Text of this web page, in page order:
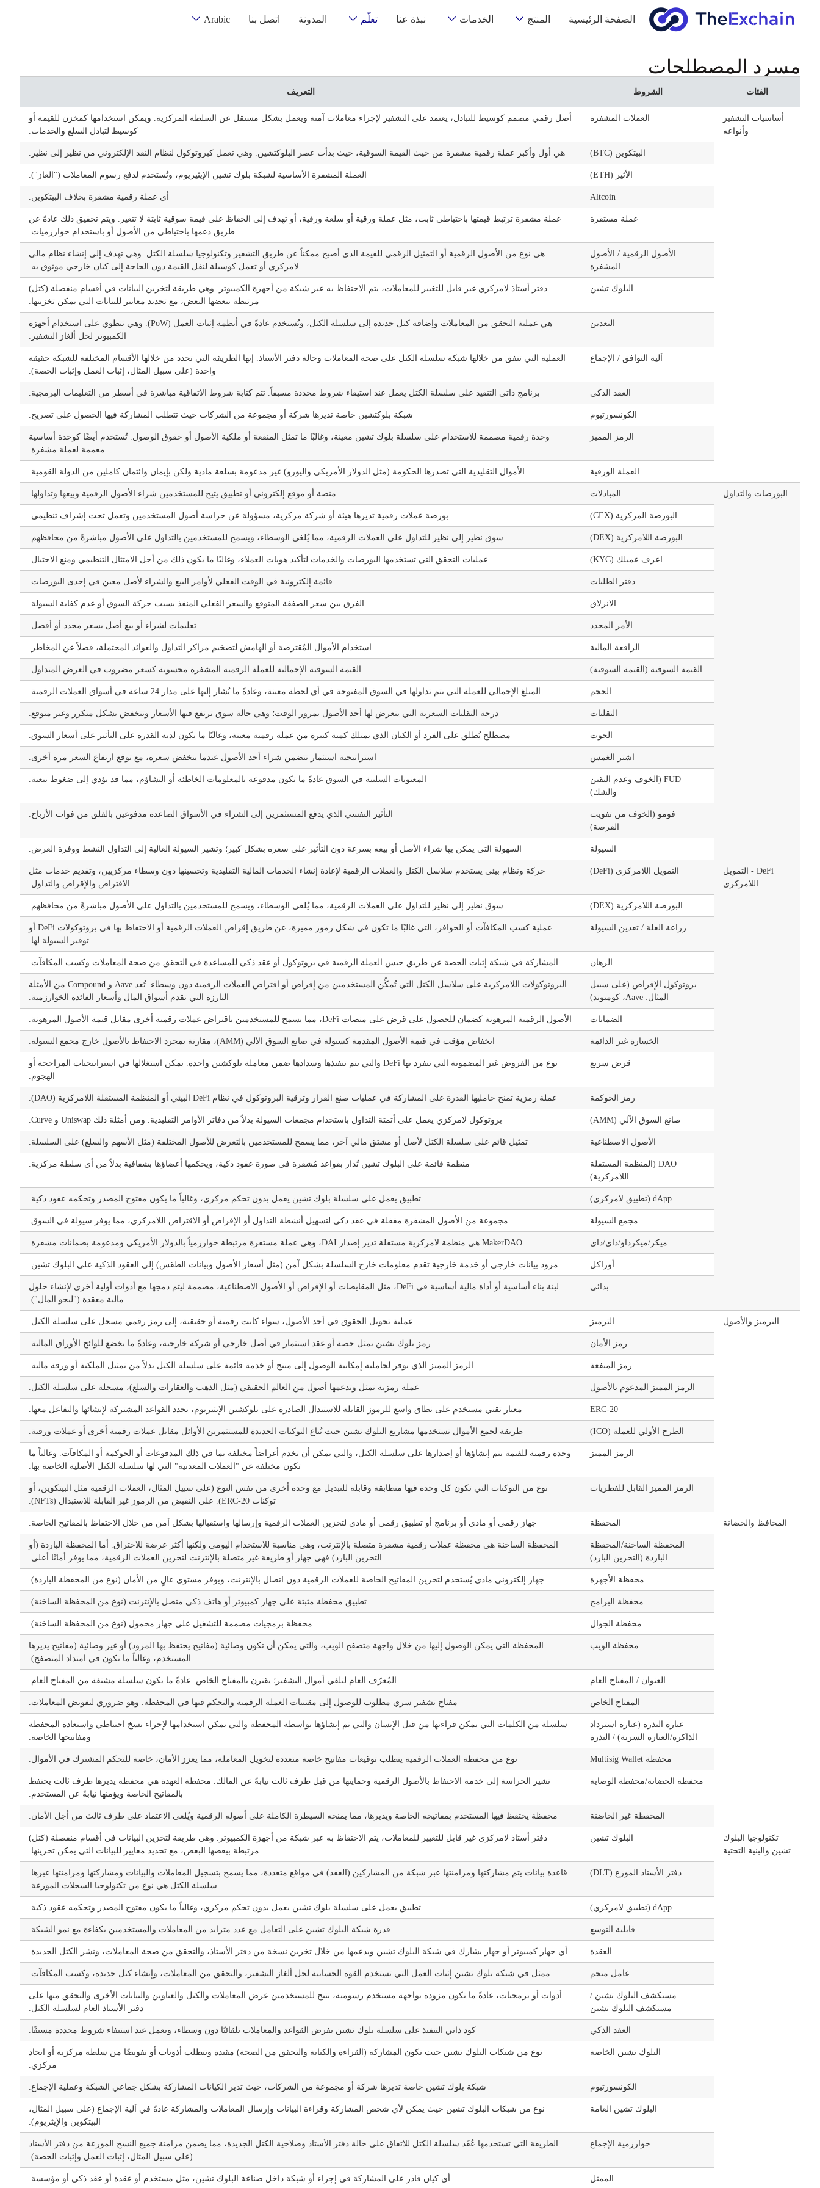
الصفحة الرئيسية المنتج الخدمات نبذة عنا تعلّم المدونة اتصل بنا Arabic
مسرد المصطلحات
الفئات الشروط التعريف
أساسيات التشفير
وأنواعه
العملات المشفرة
أصل رقمي مصمم كوسيط للتبادل، يعتمد على التشفير لإجراء معاملات آمنة ويعمل بشكل مستقل عن السلطة المركزية. ويمكن استخدامها كمخزن للقيمة أو
كوسيط لتبادل السلع والخدمات.
البيتكوين (BTC) هي أول وأكبر عملة رقمية مشفرة من حيث القيمة السوقية، حيث بدأت عصر البلوكتشين. وهي تعمل كبروتوكول لنظام النقد الإلكتروني من نظير إلى نظير.
الأثير (ETH) العملة المشفرة الأساسية لشبكة بلوك تشين الإيثيريوم، وتُستخدم لدفع رسوم المعاملات ("الغاز").
Altcoin أي عملة رقمية مشفرة بخلاف البيتكوين.
عملة مستقرة
عملة مشفرة ترتبط قيمتها باحتياطي ثابت، مثل عملة ورقية أو سلعة ورقية، أو تهدف إلى الحفاظ على قيمة سوقية ثابتة لا تتغير. ويتم تحقيق ذلك عادةً عن
طريق دعمها باحتياطي من الأصول أو باستخدام خوارزميات.
الأصول الرقمية / الأصول
المشفرة
هي نوع من الأصول الرقمية أو التمثيل الرقمي للقيمة الذي أصبح ممكناً عن طريق التشفير وتكنولوجيا سلسلة الكتل. وهي تهدف إلى إنشاء نظام مالي
لامركزي أو تعمل كوسيلة لنقل القيمة دون الحاجة إلى كيان خارجي موثوق به.
البلوك تشين
دفتر أستاذ لامركزي غير قابل للتغيير للمعاملات، يتم الاحتفاظ به عبر شبكة من أجهزة الكمبيوتر. وهي طريقة لتخزين البيانات في أقسام منفصلة (كتل)
مرتبطة ببعضها البعض، مع تحديد معايير للبيانات التي يمكن تخزينها.
التعدين
هي عملية التحقق من المعاملات وإضافة كتل جديدة إلى سلسلة الكتل، وتُستخدم عادةً في أنظمة إثبات العمل (PoW). وهي تنطوي على استخدام أجهزة
الكمبيوتر لحل ألغاز التشفير.
آلية التوافق / الإجماع
العملية التي تتفق من خلالها شبكة سلسلة الكتل على صحة المعاملات وحالة دفتر الأستاذ. إنها الطريقة التي تحدد من خلالها الأقسام المختلفة للشبكة حقيقة
واحدة (على سبيل المثال، إثبات العمل وإثبات الحصة).
العقد الذكي برنامج ذاتي التنفيذ على سلسلة الكتل يعمل عند استيفاء شروط محددة مسبقاً. تتم كتابة شروط الاتفاقية مباشرة في أسطر من التعليمات البرمجية.
الكونسورتيوم شبكة بلوكتشين خاصة تديرها شركة أو مجموعة من الشركات حيث تتطلب المشاركة فيها الحصول على تصريح.
الرمز المميز
وحدة رقمية مصممة للاستخدام على سلسلة بلوك تشين معينة، وغالبًا ما تمثل المنفعة أو ملكية الأصول أو حقوق الوصول. تُستخدم أيضًا كوحدة أساسية
معممة لعملة مشفرة.
العملة الورقية الأموال التقليدية التي تصدرها الحكومة (مثل الدولار الأمريكي واليورو) غير مدعومة بسلعة مادية ولكن بإيمان وائتمان كاملين من الدولة القومية.
البورصات والتداول المبادلات منصة أو موقع إلكتروني أو تطبيق يتيح للمستخدمين شراء الأصول الرقمية وبيعها وتداولها.
البورصة المركزية (CEX) بورصة عملات رقمية تديرها هيئة أو شركة مركزية، مسؤولة عن حراسة أصول المستخدمين وتعمل تحت إشراف تنظيمي.
البورصة اللامركزية (DEX) سوق نظير إلى نظير للتداول على العملات الرقمية، مما يُلغي الوسطاء، ويسمح للمستخدمين بالتداول على الأصول مباشرةً من محافظهم.
اعرف عميلك (KYC) عمليات التحقق التي تستخدمها البورصات والخدمات لتأكيد هويات العملاء، وغالبًا ما يكون ذلك من أجل الامتثال التنظيمي ومنع الاحتيال.
دفتر الطلبات قائمة إلكترونية في الوقت الفعلي لأوامر البيع والشراء لأصل معين في إحدى البورصات.
الانزلاق الفرق بين سعر الصفقة المتوقع والسعر الفعلي المنفذ بسبب حركة السوق أو عدم كفاية السيولة.
الأمر المحدد تعليمات لشراء أو بيع أصل بسعر محدد أو أفضل.
الرافعة المالية استخدام الأموال المُقترضة أو الهامش لتضخيم مراكز التداول والعوائد المحتملة، فضلاً عن المخاطر.
القيمة السوقية (القيمة السوقية) القيمة السوقية الإجمالية للعملة الرقمية المشفرة محسوبة كسعر مضروب في العرض المتداول.
الحجم المبلغ الإجمالي للعملة التي يتم تداولها في السوق المفتوحة في أي لحظة معينة، وعادةً ما يُشار إليها على مدار 24 ساعة في أسواق العملات الرقمية.
التقلبات درجة التقلبات السعرية التي يتعرض لها أحد الأصول بمرور الوقت؛ وهي حالة سوق ترتفع فيها الأسعار وتنخفض بشكل متكرر وغير متوقع.
الحوت مصطلح يُطلق على الفرد أو الكيان الذي يمتلك كمية كبيرة من عملة رقمية معينة، وغالبًا ما يكون لديه القدرة على التأثير على أسعار السوق.
اشتر الغمس استراتيجية استثمار تتضمن شراء أحد الأصول عندما ينخفض سعره، مع توقع ارتفاع السعر مرة أخرى.
FUD (الخوف وعدم اليقين
والشك)
المعنويات السلبية في السوق عادةً ما تكون مدفوعة بالمعلومات الخاطئة أو التشاؤم، مما قد يؤدي إلى ضغوط بيعية.
فومو (الخوف من تفويت
الفرصة)
التأثير النفسي الذي يدفع المستثمرين إلى الشراء في الأسواق الصاعدة مدفوعين بالقلق من فوات الأرباح.
السيولة السهولة التي يمكن بها شراء الأصل أو بيعه بسرعة دون التأثير على سعره بشكل كبير؛ وتشير السيولة العالية إلى التداول النشط ووفرة العرض.
DeFi - التمويل
اللامركزي
التمويل اللامركزي (DeFi)
حركة ونظام بيئي يستخدم سلاسل الكتل والعملات الرقمية لإعادة إنشاء الخدمات المالية التقليدية وتحسينها دون وسطاء مركزيين، وتقديم خدمات مثل
الاقتراض والإقراض والتداول.
البورصة اللامركزية (DEX) سوق نظير إلى نظير للتداول على العملات الرقمية، مما يُلغي الوسطاء، ويسمح للمستخدمين بالتداول على الأصول مباشرةً من محافظهم.
زراعة الغلة / تعدين السيولة
عملية كسب المكافآت أو الحوافز، التي غالبًا ما تكون في شكل رموز مميزة، عن طريق إقراض العملات الرقمية أو الاحتفاظ بها في بروتوكولات DeFi أو
توفير السيولة لها.
الرهان المشاركة في شبكة إثبات الحصة عن طريق حبس العملة الرقمية في بروتوكول أو عقد ذكي للمساعدة في التحقق من صحة المعاملات وكسب المكافآت.
بروتوكول الإقراض (على سبيل
المثال: Aave، كومبوند)
البروتوكولات اللامركزية على سلاسل الكتل التي تُمكِّن المستخدمين من إقراض أو اقتراض العملات الرقمية دون وسطاء. تُعد Aave و Compound من الأمثلة
البارزة التي تقدم أسواق المال وأسعار الفائدة الخوارزمية.
الضمانات الأصول الرقمية المرهونة كضمان للحصول على قرض على منصات DeFi، مما يسمح للمستخدمين باقتراض عملات رقمية أخرى مقابل قيمة الأصول المرهونة.
الخسارة غير الدائمة انخفاض مؤقت في قيمة الأصول المقدمة كسيولة في صانع السوق الآلي (AMM)، مقارنة بمجرد الاحتفاظ بالأصول خارج مجمع السيولة.
قرض سريع
نوع من القروض غير المضمونة التي تنفرد بها DeFi والتي يتم تنفيذها وسدادها ضمن معاملة بلوكشين واحدة. يمكن استغلالها في استراتيجيات المراجحة أو
الهجوم.
رمز الحوكمة عملة رمزية تمنح حامليها القدرة على المشاركة في عمليات صنع القرار وترقية البروتوكول في نظام DeFi البيئي أو المنظمة المستقلة اللامركزية (DAO).
صانع السوق الآلي (AMM) بروتوكول لامركزي يعمل على أتمتة التداول باستخدام مجمعات السيولة بدلاً من دفاتر الأوامر التقليدية. ومن أمثلة ذلك Uniswap و Curve.
الأصول الاصطناعية تمثيل قائم على سلسلة الكتل لأصل أو مشتق مالي آخر، مما يسمح للمستخدمين بالتعرض للأصول المختلفة (مثل الأسهم والسلع) على السلسلة.
DAO (المنظمة المستقلة
اللامركزية)
منظمة قائمة على البلوك تشين تُدار بقواعد مُشفرة في صورة عقود ذكية، ويحكمها أعضاؤها بشفافية بدلاً من أي سلطة مركزية.
dApp (تطبيق لامركزي) تطبيق يعمل على سلسلة بلوك تشين يعمل بدون تحكم مركزي، وغالباً ما يكون مفتوح المصدر وتحكمه عقود ذكية.
مجمع السيولة مجموعة من الأصول المشفرة مقفلة في عقد ذكي لتسهيل أنشطة التداول أو الإقراض أو الاقتراض اللامركزي، مما يوفر سيولة في السوق.
ميكر/ميكرداو/داي/داي MakerDAO هي منظمة لامركزية مستقلة تدير إصدار DAI، وهي عملة مستقرة مرتبطة خوارزمياً بالدولار الأمريكي ومدعومة بضمانات مشفرة.
أوراكل مزود بيانات خارجي أو خدمة خارجية تقدم معلومات خارج السلسلة بشكل آمن (مثل أسعار الأصول وبيانات الطقس) إلى العقود الذكية على البلوك تشين.
بدائي
لبنة بناء أساسية أو أداة مالية أساسية في DeFi، مثل المقايضات أو الإقراض أو الأصول الاصطناعية، مصممة ليتم دمجها مع أدوات أولية أخرى لإنشاء حلول
مالية معقدة ("ليجو المال").
الترميز والأصول الترميز عملية تحويل الحقوق في أحد الأصول، سواء كانت رقمية أو حقيقية، إلى رمز رقمي مسجل على سلسلة الكتل.
رمز الأمان رمز بلوك تشين يمثل حصة أو عقد استثمار في أصل خارجي أو شركة خارجية، وعادةً ما يخضع للوائح الأوراق المالية.
رمز المنفعة الرمز المميز الذي يوفر لحامليه إمكانية الوصول إلى منتج أو خدمة قائمة على سلسلة الكتل بدلاً من تمثيل الملكية أو ورقة مالية.
الرمز المميز المدعوم بالأصول عملة رمزية تمثل وتدعمها أصول من العالم الحقيقي (مثل الذهب والعقارات والسلع)، مسجلة على سلسلة الكتل.
ERC-20 معيار تقني مستخدم على نطاق واسع للرموز القابلة للاستبدال الصادرة على بلوكشين الإيثيريوم، يحدد القواعد المشتركة لإنشائها والتفاعل معها.
الطرح الأولي للعملة (ICO) طريقة لجمع الأموال تستخدمها مشاريع البلوك تشين حيث تُباع التوكنات الجديدة للمستثمرين الأوائل مقابل عملات رقمية أخرى أو عملات ورقية.
الرمز المميز
وحدة رقمية للقيمة يتم إنشاؤها أو إصدارها على سلسلة الكتل، والتي يمكن أن تخدم أغراضاً مختلفة بما في ذلك المدفوعات أو الحوكمة أو المكافآت. وغالباً ما
تكون مختلفة عن "العملات المعدنية" التي لها سلسلة الكتل الأصلية الخاصة بها.
الرمز المميز القابل للفطريات
نوع من التوكنات التي تكون كل وحدة فيها متطابقة وقابلة للتبديل مع وحدة أخرى من نفس النوع (على سبيل المثال، العملات الرقمية مثل البيتكوين، أو
توكنات ERC-20). على النقيض من الرموز غير القابلة للاستبدال (NFTs).
المحافظ والحضانة المحفظة جهاز رقمي أو مادي أو برنامج أو تطبيق رقمي أو مادي لتخزين العملات الرقمية وإرسالها واستقبالها بشكل آمن من خلال الاحتفاظ بالمفاتيح الخاصة.
المحفظة الساخنة/المحفظة
الباردة (التخزين البارد)
المحفظة الساخنة هي محفظة عملات رقمية مشفرة متصلة بالإنترنت، وهي مناسبة للاستخدام اليومي ولكنها أكثر عرضة للاختراق. أما المحفظة الباردة (أو
التخزين البارد) فهي جهاز أو طريقة غير متصلة بالإنترنت لتخزين العملات الرقمية، مما يوفر أمانًا أعلى.
محفظة الأجهزة جهاز إلكتروني مادي يُستخدم لتخزين المفاتيح الخاصة للعملات الرقمية دون اتصال بالإنترنت، ويوفر مستوى عالٍ من الأمان (نوع من المحفظة الباردة).
محفظة البرامج تطبيق محفظة مثبتة على جهاز كمبيوتر أو هاتف ذكي متصل بالإنترنت (نوع من المحفظة الساخنة).
محفظة الجوال محفظة برمجيات مصممة للتشغيل على جهاز محمول (نوع من المحفظة الساخنة).
محفظة الويب
المحفظة التي يمكن الوصول إليها من خلال واجهة متصفح الويب، والتي يمكن أن تكون وصائية (مفاتيح يحتفظ بها المزود) أو غير وصائية (مفاتيح يديرها
المستخدم، وغالباً ما تكون في امتداد المتصفح).
العنوان / المفتاح العام المُعرّف العام لتلقي أموال التشفير؛ يقترن بالمفتاح الخاص. عادةً ما يكون سلسلة مشتقة من المفتاح العام.
المفتاح الخاص مفتاح تشفير سري مطلوب للوصول إلى مقتنيات العملة الرقمية والتحكم فيها في المحفظة. وهو ضروري لتفويض المعاملات.
عبارة البذرة (عبارة استرداد
الذاكرة/العبارة السرية) / البذرة
سلسلة من الكلمات التي يمكن قراءتها من قبل الإنسان والتي تم إنشاؤها بواسطة المحفظة والتي يمكن استخدامها لإجراء نسخ احتياطي واستعادة المحفظة
ومفاتيحها الخاصة.
محفظة Multisig Wallet نوع من محفظة العملات الرقمية يتطلب توقيعات مفاتيح خاصة متعددة لتخويل المعاملة، مما يعزز الأمان، خاصة للتحكم المشترك في الأموال.
محفظة الحضانة/محفظة الوصاية
تشير الحراسة إلى خدمة الاحتفاظ بالأصول الرقمية وحمايتها من قبل طرف ثالث نيابةً عن المالك. محفظة العهدة هي محفظة يديرها طرف ثالث يحتفظ
بالمفاتيح الخاصة ويؤمنها نيابةً عن المستخدم.
المحفظة غير الحاضنة محفظة يحتفظ فيها المستخدم بمفاتيحه الخاصة ويديرها، مما يمنحه السيطرة الكاملة على أصوله الرقمية ويُلغي الاعتماد على طرف ثالث من أجل الأمان.
تكنولوجيا البلوك
تشين والبنية التحتية
البلوك تشين
دفتر أستاذ لامركزي غير قابل للتغيير للمعاملات، يتم الاحتفاظ به عبر شبكة من أجهزة الكمبيوتر. وهي طريقة لتخزين البيانات في أقسام منفصلة (كتل)
مرتبطة ببعضها البعض، مع تحديد معايير للبيانات التي يمكن تخزينها.
دفتر الأستاذ الموزع (DLT)
قاعدة بيانات يتم مشاركتها ومزامنتها عبر شبكة من المشاركين (العقد) في مواقع متعددة، مما يسمح بتسجيل المعاملات والبيانات ومشاركتها ومزامنتها عبرها.
سلسلة الكتل هي نوع من تكنولوجيا السجلات الموزعة.
dApp (تطبيق لامركزي) تطبيق يعمل على سلسلة بلوك تشين يعمل بدون تحكم مركزي، وغالباً ما يكون مفتوح المصدر وتحكمه عقود ذكية.
قابلية التوسع قدرة شبكة البلوك تشين على التعامل مع عدد متزايد من المعاملات والمستخدمين بكفاءة مع نمو الشبكة.
العقدة أي جهاز كمبيوتر أو جهاز يشارك في شبكة البلوك تشين ويدعمها من خلال تخزين نسخة من دفتر الأستاذ، والتحقق من صحة المعاملات، ونشر الكتل الجديدة.
عامل منجم ممثل في شبكة بلوك تشين إثبات العمل التي تستخدم القوة الحسابية لحل ألغاز التشفير، والتحقق من المعاملات، وإنشاء كتل جديدة، وكسب المكافآت.
مستكشف البلوك تشين /
مستكشف البلوك تشين
أدوات أو برمجيات، عادةً ما تكون مزودة بواجهة مستخدم رسومية، تتيح للمستخدمين عرض المعاملات والكتل والعناوين والبيانات الأخرى والتحقق منها على
دفتر الأستاذ العام لسلسلة الكتل.
العقد الذكي كود ذاتي التنفيذ على سلسلة بلوك تشين يفرض القواعد والمعاملات تلقائيًا دون وسطاء، ويعمل عند استيفاء شروط محددة مسبقًا.
البلوك تشين الخاصة
نوع من شبكات البلوك تشين حيث تكون المشاركة (القراءة والكتابة والتحقق من الصحة) مقيدة وتتطلب أذونات أو تفويضًا من سلطة مركزية أو اتحاد
مركزي.
الكونسورتيوم شبكة بلوك تشين خاصة تديرها شركة أو مجموعة من الشركات، حيث تدير الكيانات المشاركة بشكل جماعي الشبكة وعملية الإجماع.
البلوك تشين العامة
نوع من شبكات البلوك تشين حيث يمكن لأي شخص المشاركة وقراءة البيانات وإرسال المعاملات والمشاركة عادةً في آلية الإجماع (على سبيل المثال،
البيتكوين والإيثريوم).
خوارزمية الإجماع
الطريقة التي تستخدمها عُقَد سلسلة الكتل للاتفاق على حالة دفتر الأستاذ وصلاحية الكتل الجديدة، مما يضمن مزامنة جميع النسخ الموزعة من دفتر الأستاذ
(على سبيل المثال، إثبات العمل وإثبات الحصة).
الممثل أي كيان قادر على المشاركة في إجراء أو شبكة داخل صناعة البلوك تشين، مثل مستخدم أو عقدة أو عقد ذكي أو مؤسسة.